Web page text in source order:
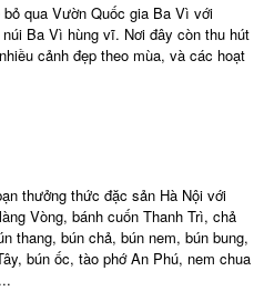
qua Vườn Quốc gia Ba Vì với
Ba Vì hùng vĩ. Nơi đây còn thu hút
cảnh đẹp theo mùa, và các hoạt
thưởng thức đặc sản Hà Nội với
Vòng, bánh cuốn Thanh Trì, chả
thang, bún chả, bún nem, bún bung,
bún ốc, tào phớ An Phú, nem chua